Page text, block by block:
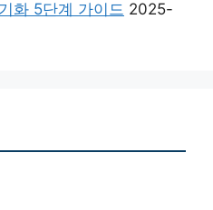
화 5단계 가이드 2025-